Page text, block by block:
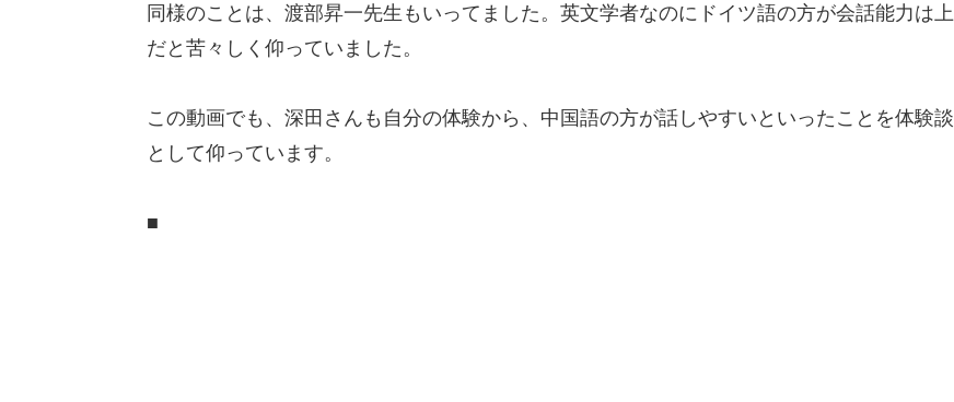
同様のことは、渡部昇一先生もいってました。英文学者なのにドイツ語の方が会話能力は上
だと苦々しく仰っていました。
この動画でも、深田さんも自分の体験から、中国語の方が話しやすいといったことを体験談
として仰っています。
■